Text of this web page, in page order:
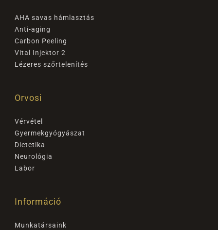
AHA savas hámlasztás
Anti-aging
Carbon Peeling
Vital Injektor 2
Lézeres szőrtelenítés
Orvosi
Vérvétel
Gyermekgyógyászat
Dietetika
Neurológia
Labor
Információ
Munkatársaink